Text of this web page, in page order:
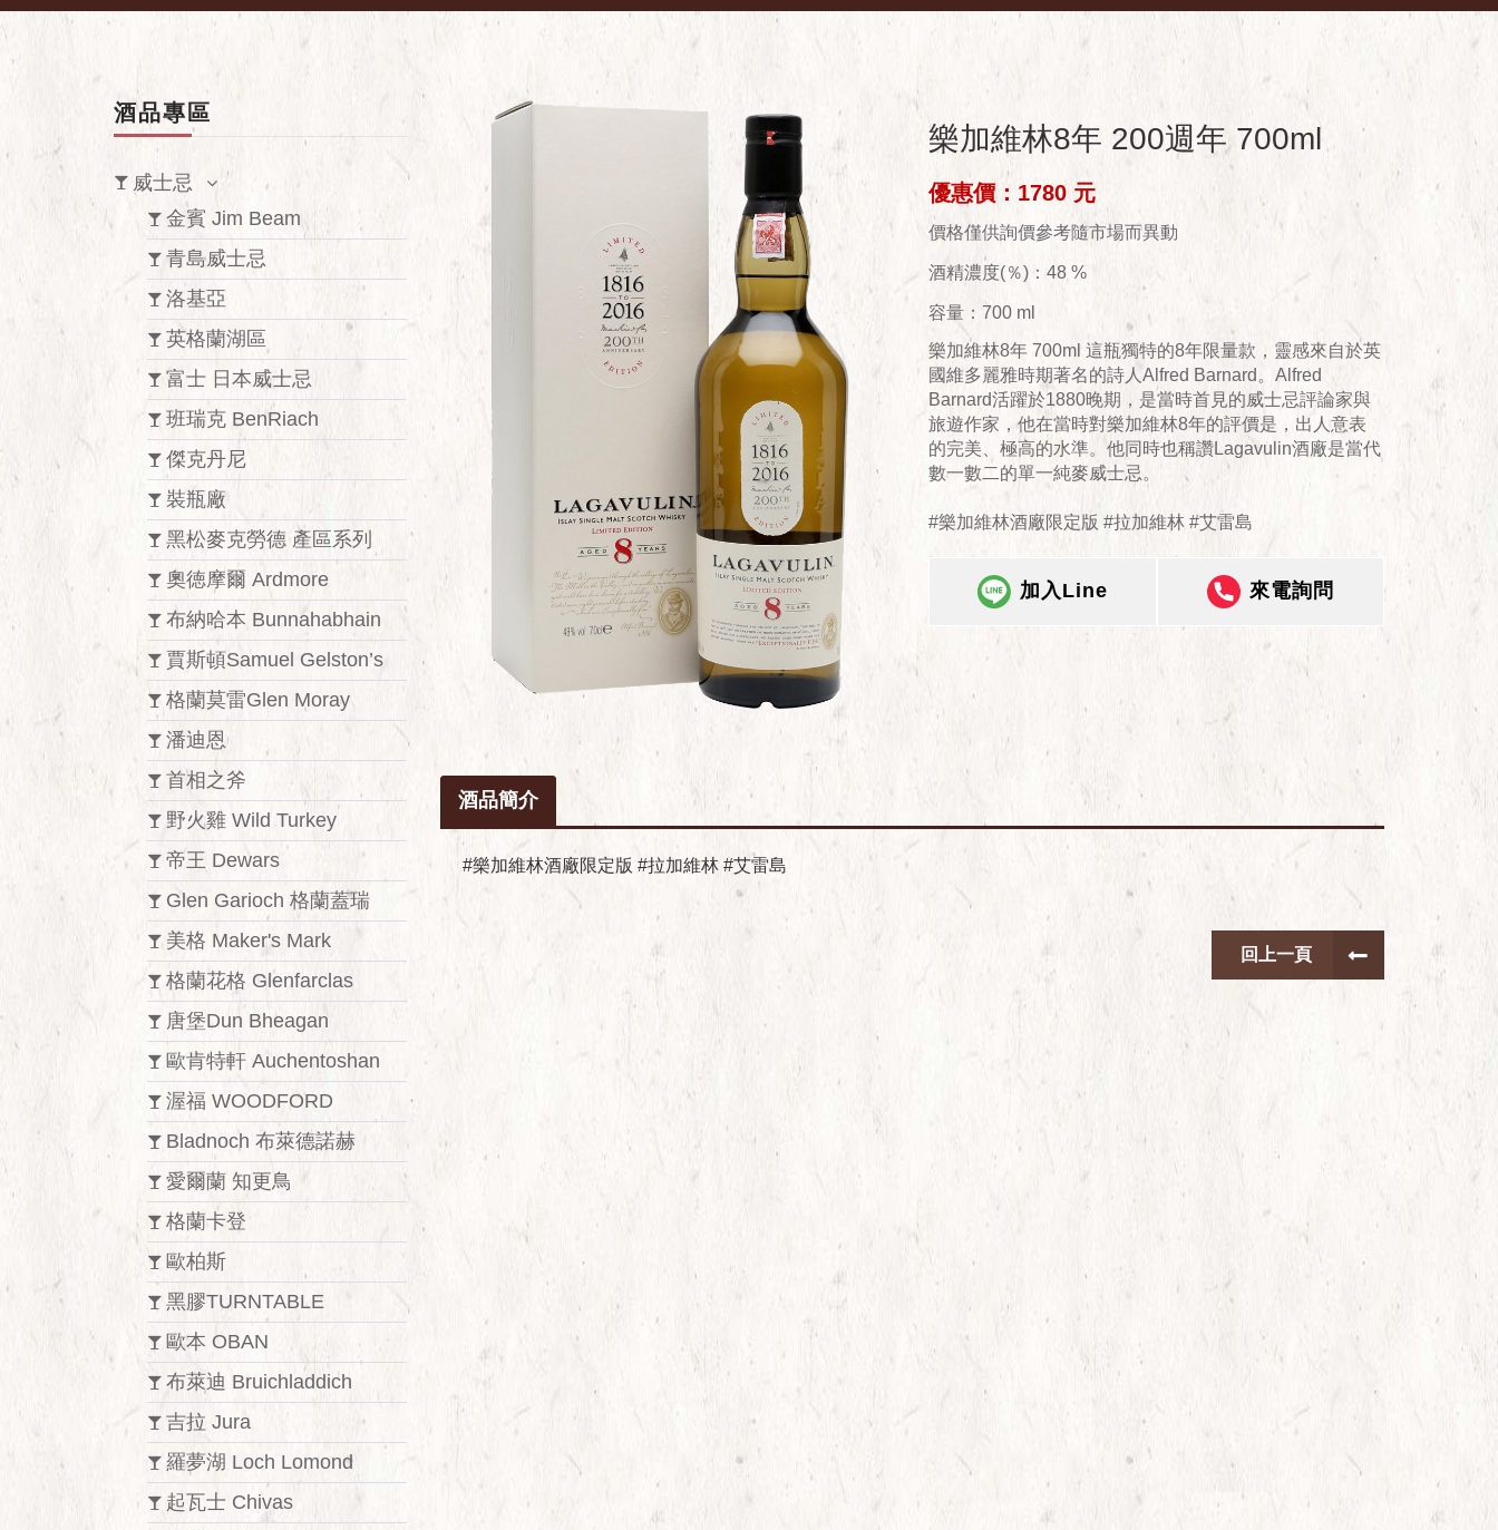
酒品專區
威士忌
金賓 Jim Beam
青島威士忌
洛基亞
英格蘭湖區
富士 日本威士忌
班瑞克 BenRiach
傑克丹尼
裝瓶廠
黑松麥克勞德 產區系列
奧徳摩爾 Ardmore
布納哈本 Bunnahabhain
賈斯頓Samuel Gelston’s
格蘭莫雷Glen Moray
潘迪恩
首相之斧
野火雞 Wild Turkey
帝王 Dewars
Glen Garioch 格蘭蓋瑞
美格 Maker's Mark
格蘭花格 Glenfarclas
唐堡Dun Bheagan
歐肯特軒 Auchentoshan
渥福 WOODFORD
Bladnoch 布萊德諾赫
愛爾蘭 知更鳥
格蘭卡登
歐柏斯
黑膠TURNTABLE
歐本 OBAN
布萊迪 Bruichladdich
吉拉 Jura
羅夢湖 Loch Lomond
起瓦士 Chivas
樂加維林8年 200週年 700ml
優惠價：1780 元
價格僅供詢價參考隨市場而異動
酒精濃度(％)：48 %
容量：700 ml
樂加維林8年 700ml 這瓶獨特的8年限量款，靈感來自於英
國維多麗雅時期著名的詩人Alfred Barnard。Alfred
Barnard活躍於1880晚期，是當時首見的威士忌評論家與
旅遊作家，他在當時對樂加維林8年的評價是，出人意表
的完美、極高的水準。他同時也稱讚Lagavulin酒廠是當代
數一數二的單一純麥威士忌。
#樂加維林酒廠限定版 #拉加維林 #艾雷島
加入Line 來電詢問
酒品簡介
#樂加維林酒廠限定版 #拉加維林 #艾雷島
回上一頁